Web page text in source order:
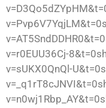
v=r0EUU36Cj-
v=sUKX0QnQl-